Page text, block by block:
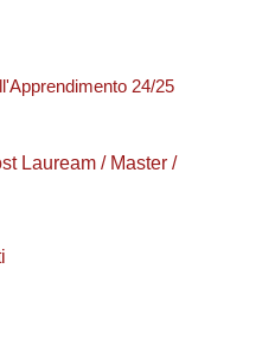
24/25
Lauream / Master /